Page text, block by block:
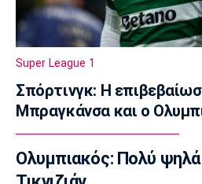
Βίτορ Μπρούνο: «Μεγάλη
η ρεβάνς με τον ΠΑΟΚ»
12:40
Στην Καρδίτσα ο
12:30
Βόλος: Σέντρα στο
χαρακτήρα
Super League 1
Σπόρτινγκ: Η
Μπραγκάνσα και ο
Ολυμπιακός: Πολύ